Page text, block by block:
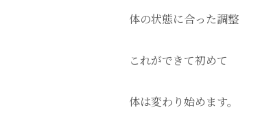
体の状態に合った調整
これができて初めて
体は変わり始めます。